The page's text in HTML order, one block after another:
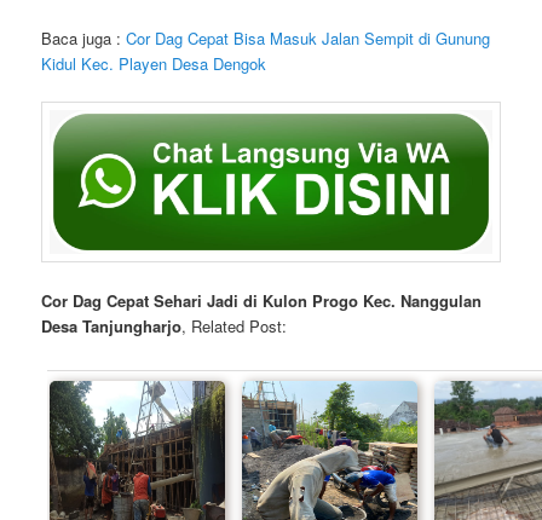
Baca juga :Cor Dag Cepat Bisa Masuk Jalan Sempit di Gunung
Kidul Kec. Playen Desa Dengok
Cor Dag Cepat Sehari Jadi di Kulon Progo Kec. Nanggulan
Desa Tanjungharjo, Related Post: